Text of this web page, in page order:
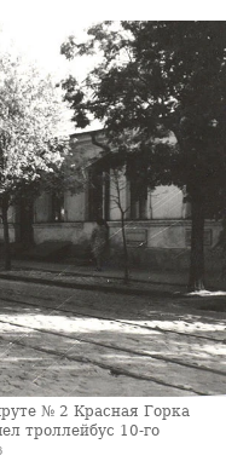
№ 2 Красная Горка
троллейбус 10-го